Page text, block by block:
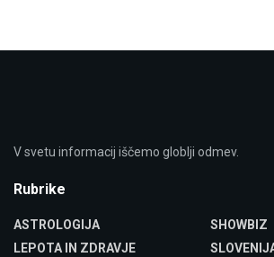
V svetu informacij iščemo globlji odmev.
Rubrike
ASTROLOGIJA
LEPOTA IN ZDRAVJE
SHOWBIZ